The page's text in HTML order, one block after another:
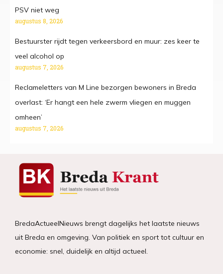
PSV niet weg
augustus 8, 2026
Bestuurster rijdt tegen verkeersbord en muur: zes keer te
veel alcohol op
augustus 7, 2026
Reclameletters van M Line bezorgen bewoners in Breda
overlast: ‘Er hangt een hele zwerm vliegen en muggen
omheen’
augustus 7, 2026
BredaActueelNieuws brengt dagelijks het laatste nieuws
uit Breda en omgeving. Van politiek en sport tot cultuur en
economie: snel, duidelijk en altijd actueel.